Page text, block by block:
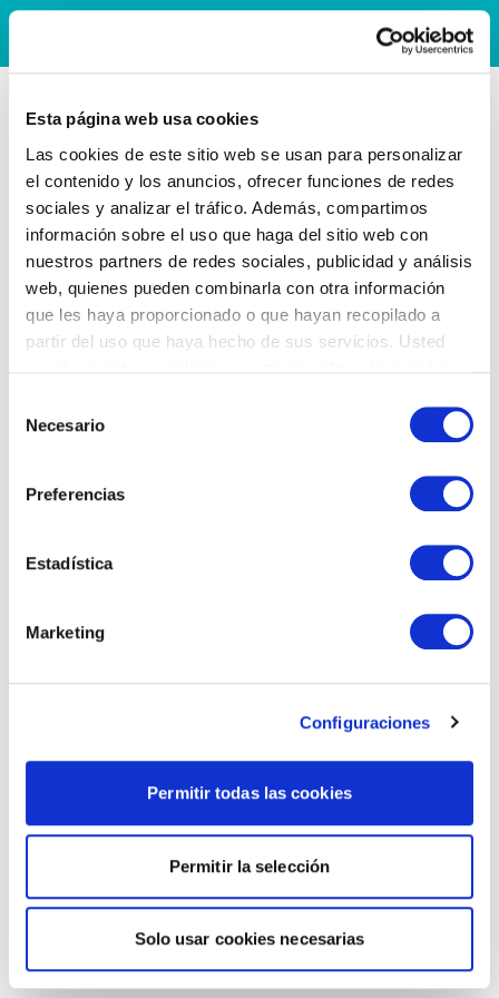
Esta página web usa cookies
Las cookies de este sitio web se usan para personalizar
el contenido y los anuncios, ofrecer funciones de redes
sociales y analizar el tráfico. Además, compartimos
información sobre el uso que haga del sitio web con
nuestros partners de redes sociales, publicidad y análisis
web, quienes pueden combinarla con otra información
que les haya proporcionado o que hayan recopilado a
partir del uso que haya hecho de sus servicios. Usted
Necesario
Preferencias
Estadística
Marketing
Configuraciones
Permitir todas las cookies
Permitir la selección
Solo usar cookies necesarias